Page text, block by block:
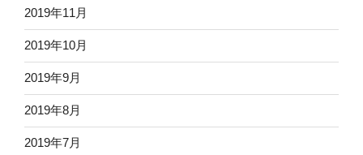
2019年11月
2019年10月
2019年9月
2019年8月
2019年7月